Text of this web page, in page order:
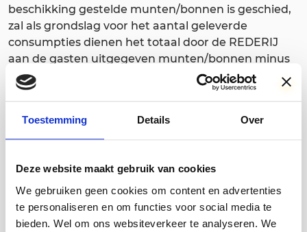
Toestemming Details Over
Deze website maakt gebruik van cookies
We gebruiken geen cookies om content en advertenties
te personaliseren en om functies voor social media te
bieden. Wel om ons websiteverkeer te analyseren. We
beschikking gestelde munten/bonnen is geschied,
zal als grondslag voor het aantal geleverde
consumpties dienen het totaal door de REDERIJ
aan de gasten uitgegeven munten/bonnen minus
de munten/bonnen die onmiddellijk na afloop van
het verstrekken van de Horeca-diensten aan de
aantal verstrekte consumpties zoals die zullen
blijken uit de omzetlijsten. Het tellen van de
klant verklaart zich hierbij bij voorbaat in beginsel
akkoord met de juistheid van die telling, die
schriftelijk wordt bijgehouden. Vanzelfsprekend
kan de klant tegenbewijs tegen de uitkomsten van